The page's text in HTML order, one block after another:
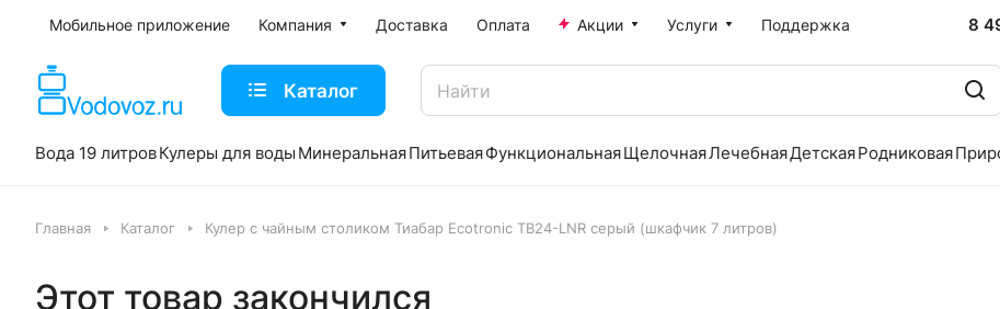
Мобильное приложение Компания Доставка Оплата Акции Услуги Поддержка 8
Каталог
Вода 19 литровКулеры для воды МинеральнаяПитьеваяФункциональнаяЩелочнаяЛечебнаяДетскаяРодниковая
Главная Каталог Кулер с чайным столиком Тиабар Ecotronic TB24-LNR серый (шкафчик 7 литров)
Этот товар закончился